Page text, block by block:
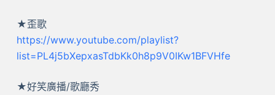
★歪歌
https://www.youtube.com/playlist?
list=PL4j5bXepxasTdbKk0h8p9V0IKw1BFVHfe
★好笑廣播/歌廳秀